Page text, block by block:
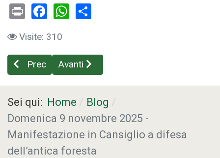
PrintFacebook
WhatsApp
Visite: 310
Articolo precedente: Due studi sull’inquinamento
Prec Articolo successivo: Cansiglio: per
Avanti
Sei qui: Home
Blog
Domenica 9 novembre 2025 -
Manifestazione in Cansiglio a difesa
dell’antica foresta